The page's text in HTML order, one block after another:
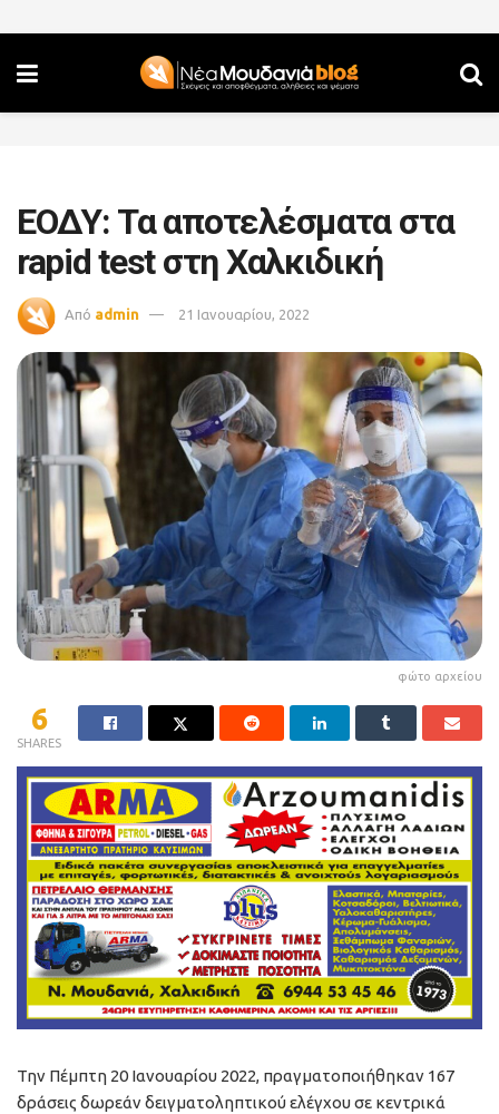
ΕΟΔΥ: Τα αποτελέσματα στα
rapid test στη Χαλκιδική
Από admin 21 Ιανουαρίου, 2022
φώτο αρχείου
6
SHARES
Την Πέμπτη 20 Ιανουαρίου 2022, πραγματοποιήθηκαν 167
δράσεις δωρεάν δειγματοληπτικού ελέγχου σε κεντρικά